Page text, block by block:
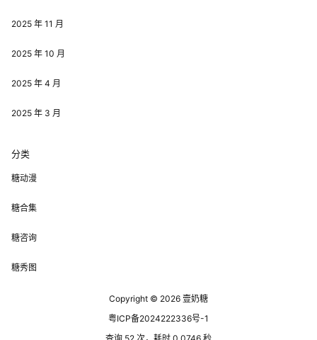
2025 年 11 月
2025 年 10 月
2025 年 4 月
2025 年 3 月
分类
糖动漫
糖合集
糖咨询
糖秀图
Copyright © 2026 壹奶糖
粤ICP备2024222336号-1